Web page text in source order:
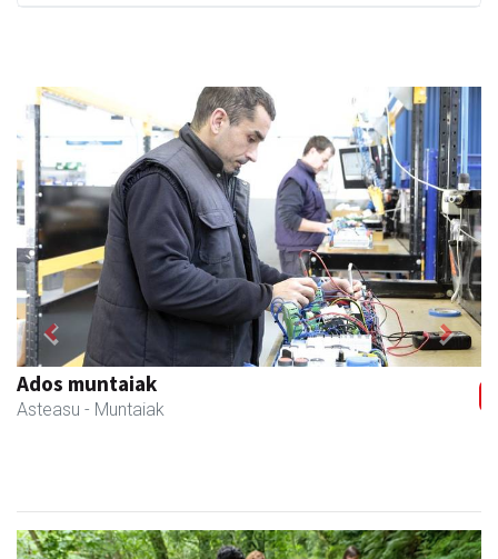
Zizurkilgo Udala
Zizurkil - Udaletxeak
Previous Next